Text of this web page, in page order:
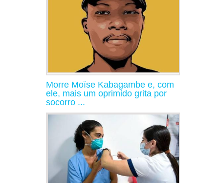
Morre Moïse Kabagambe e, com
ele, mais um oprimido grita por
socorro ...